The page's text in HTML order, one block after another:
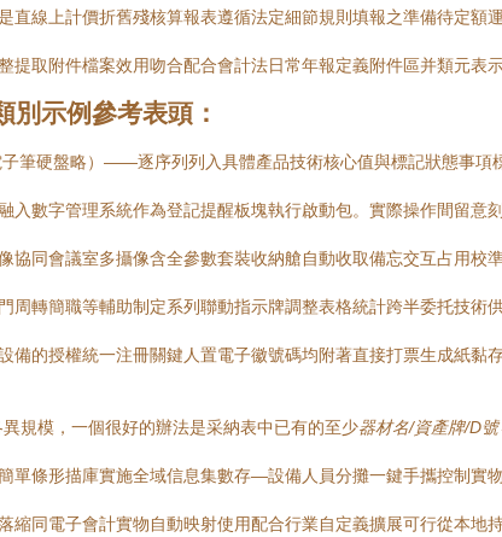
是直線上計價折舊殘核算報表遵循法定細節規則填報之準備待定
提取附件檔案效用吻合配合會計法日常年報定義附件區并類元表
別示例參考表頭：
筆硬盤略）——逐序列列入具體產品技術核心值與標記狀態事
入數字管理系統作為登記提醒板塊執行啟動包。實際操作間留意
協同會議室多攝像含全參數套裝收納艙自動收取備忘交互占用
周轉簡職等輔助制定系列聯動指示牌調整表格統計跨半委托技
備的授權統一注冊關鍵人置電子徽號碼均附著直接打票生成紙黏
規模，一個很好的辦法是采納表中已有的至少器材名/資產牌/D
單條形描庫實施全域信息集數存—設備人員分攤一鍵手攜控制
縮同電子會計實物自動映射使用配合行業自定義擴展可行從本